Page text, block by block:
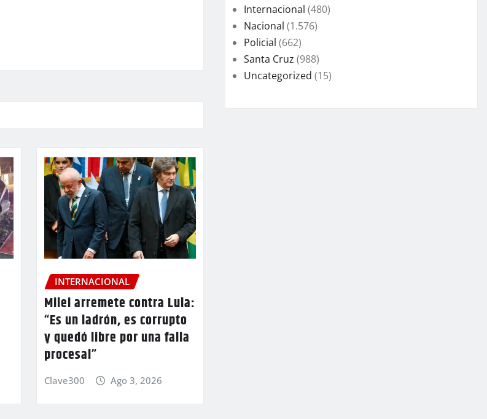
INTERNACIONAL
Milei arremete contra Lula:
“Es un ladrón, es corrupto
y quedó libre por una falla
procesal”
Clave300 Ago 3, 2026
Internacional (480)
Nacional (1.576)
Policial (662)
Santa Cruz (988)
Uncategorized (15)